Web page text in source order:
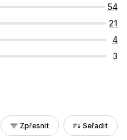
54
21
4
3
Zpřesnit Seřadit